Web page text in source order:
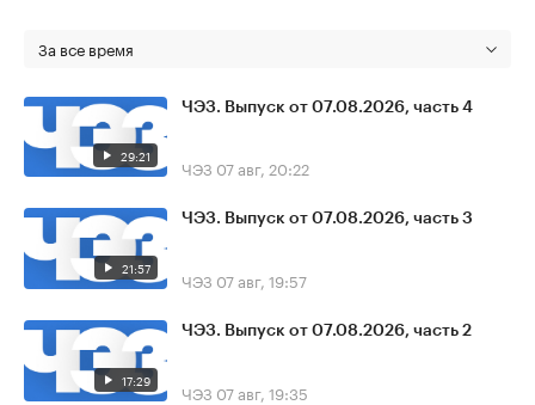
За все время
29:21
ЧЭЗ. Выпуск от 07.08.2026, часть 4
ЧЭЗ 07 авг, 20:22
21:57
ЧЭЗ. Выпуск от 07.08.2026, часть 3
ЧЭЗ 07 авг, 19:57
17:29
ЧЭЗ. Выпуск от 07.08.2026, часть 2
ЧЭЗ 07 авг, 19:35